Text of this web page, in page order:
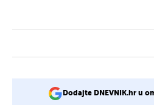
Dodajte DNEVNIK.hr u